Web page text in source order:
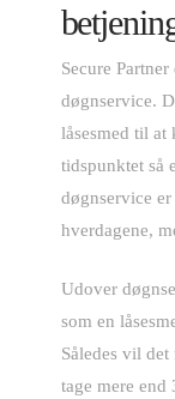
Secure
døgnservice.
låsesmed til at
tidspunktet så
døgnservice
hverdagene,
Udover
som en
Således vil
tage mere